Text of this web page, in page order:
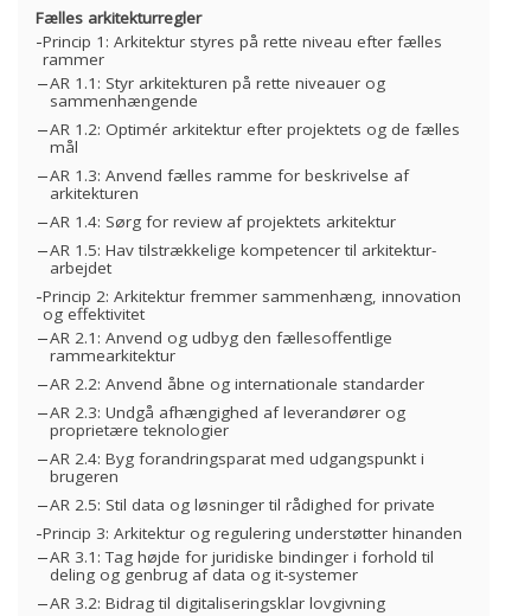
Fælles arkitekturregler
Princip 1: Arkitektur styres på rette niveau efter fælles
rammer
AR 1.1: Styr arkitekturen på rette niveauer og
sammenhængende
AR 1.2: Optimér arkitektur efter projektets og de fælles
mål
AR 1.3: Anvend fælles ramme for beskrivelse af
arkitekturen
AR 1.4: Sørg for review af projektets arkitektur
AR 1.5: Hav tilstrækkelige kompetencer til arkitektur-
arbejdet
Princip 2: Arkitektur fremmer sammenhæng, innovation
og effektivitet
AR 2.1: Anvend og udbyg den fællesoffentlige
rammearkitektur
AR 2.2: Anvend åbne og internationale standarder
AR 2.3: Undgå afhængighed af leverandører og
proprietære teknologier
AR 2.4: Byg forandringsparat med udgangspunkt i
brugeren
AR 2.5: Stil data og løsninger til rådighed for private
Princip 3: Arkitektur og regulering understøtter hinanden
AR 3.1: Tag højde for juridiske bindinger i forhold til
deling og genbrug af data og it-systemer
AR 3.2: Bidrag til digitaliseringsklar lovgivning